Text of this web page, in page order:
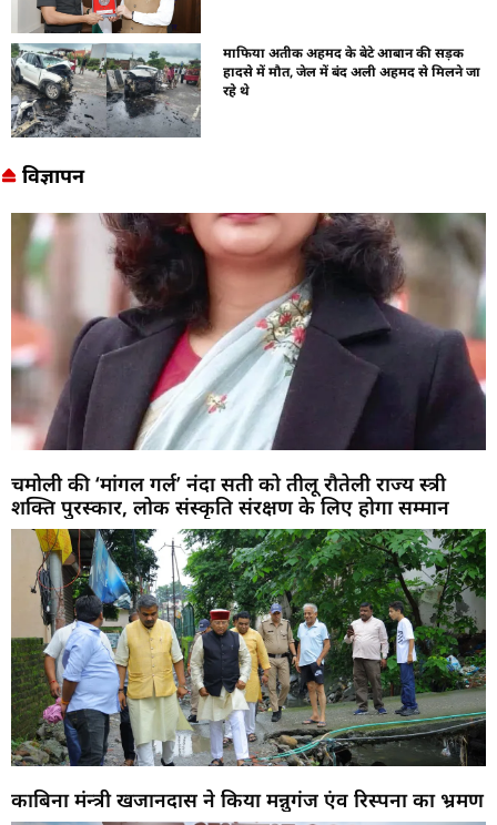
माफिया अतीक अहमद के बेटे आबान की सड़क
हादसे में मौत, जेल में बंद अली अहमद से मिलने जा
रहे थे
विज्ञापन
चमोली की ‘मांगल गर्ल’ नंदा सती को तीलू रौतेली राज्य स्त्री
शक्ति पुरस्कार, लोक संस्कृति संरक्षण के लिए होगा सम्मान
काबिना मंन्त्री खजानदास ने किया मन्नुगंज एंव रिस्पना का भ्रमण